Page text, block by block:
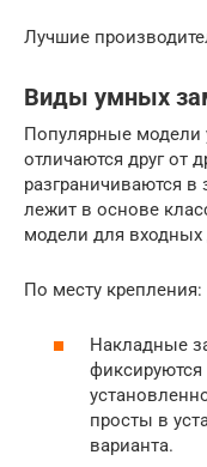
Лучшие
Виды умных
Популярные
отличаются друг от
разграничиваются в
лежит в основе
модели для входных
По месту крепления:
Накладные
просты в
варианта.